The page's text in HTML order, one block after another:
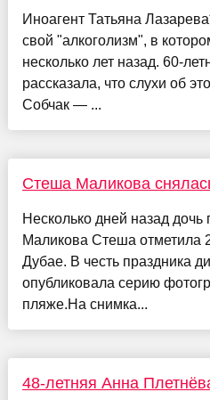
Иноагент Татьяна
свой "алкоголизм", в
несколько лет назад. 60-
рассказала, что слухи об
Собчак — ...
Стеша Маликова
Несколько дней назад
Маликова Стеша отметила
Дубае. В честь праздника
опубликовала серию
пляже.На снимка...
48-летняя Анна